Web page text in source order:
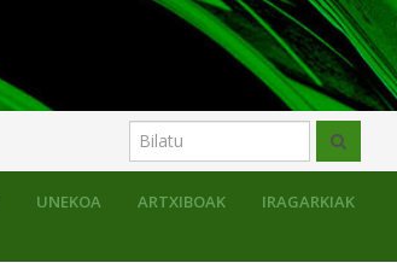
UNEKOA ARTXIBOAK IRAGARKIAK